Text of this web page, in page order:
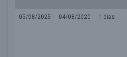
05/08/2025 04/08/2020
1 dias